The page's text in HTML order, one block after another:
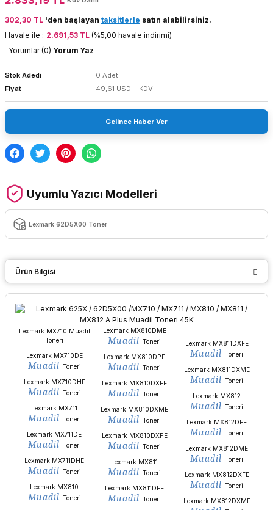
302,30 TL 'den başlayan taksitlerle satın alabilirsiniz.
Havale ile : 2.691,53 TL (%5,00 havale indirimi)
Yorumlar (0) Yorum Yaz
Stok Adedi
0 Adet
Fiyat
49,61 USD + KDV
Gelince Haber Ver
Uyumlu Yazıcı Modelleri
Lexmark 62D5X00 Toner
Ürün Bilgisi
Lexmark MX710 Muadil
Toneri
Lexmark MX710DE
Muadil Toneri
Lexmark MX710DHE
Muadil Toneri
Lexmark MX711
Muadil Toneri
Lexmark MX711DE
Muadil Toneri
Lexmark MX711DHE
Muadil Toneri
Lexmark MX810
Muadil Toneri
Lexmark MX810DME
Muadil Toneri
Lexmark MX810DPE
Muadil Toneri
Lexmark MX810DXFE
Muadil Toneri
Lexmark MX810DXME
Muadil Toneri
Lexmark MX810DXPE
Muadil Toneri
Lexmark MX811
Muadil Toneri
Lexmark MX811DFE
Muadil Toneri
Lexmark MX811DXFE
Muadil Toneri
Lexmark MX811DXME
Muadil Toneri
Lexmark MX812
Muadil Toneri
Lexmark MX812DFE
Muadil Toneri
Lexmark MX812DME
Muadil Toneri
Lexmark MX812DXFE
Muadil Toneri
Lexmark MX812DXME